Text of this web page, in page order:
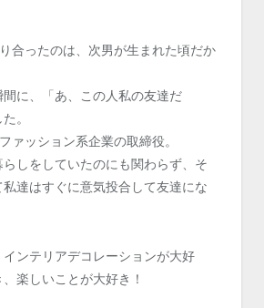
合ったのは、次男が生まれた頃だか
に、「あ、この人私の友達だ
。
ァッション系企業の取締役。
しをしていたのにも関わらず、そ
達はすぐに意気投合して友達にな
ンテリアデコレーションが大好
楽しいことが大好き！